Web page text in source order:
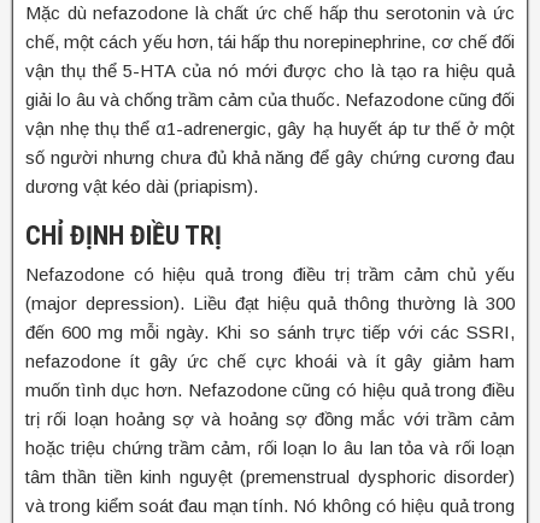
Mặc dù nefazodone là chất ức chế hấp thu serotonin và ức
chế, một cách yếu hơn, tái hấp thu norepinephrine, cơ chế đối
vận thụ thể 5-HTA của nó mới được cho là tạo ra hiệu quả
giải lo âu và chống trầm cảm của thuốc. Nefazodone cũng đối
vận nhẹ thụ thể α1-adrenergic, gây hạ huyết áp tư thế ở một
số người nhưng chưa đủ khả năng để gây chứng cương đau
dương vật kéo dài (priapism).
CHỈ ĐỊNH ĐIỀU TRỊ
Nefazodone có hiệu quả trong điều trị trầm cảm chủ yếu
(major depression). Liều đạt hiệu quả thông thường là 300
đến 600 mg mỗi ngày. Khi so sánh trực tiếp với các SSRI,
nefazodone ít gây ức chế cực khoái và ít gây giảm ham
muốn tình dục hơn. Nefazodone cũng có hiệu quả trong điều
trị rối loạn hoảng sợ và hoảng sợ đồng mắc với trầm cảm
hoặc triệu chứng trầm cảm, rối loạn lo âu lan tỏa và rối loạn
tâm thần tiền kinh nguyệt (premenstrual dysphoric disorder)
và trong kiểm soát đau mạn tính. Nó không có hiệu quả trong